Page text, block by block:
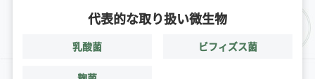
代表的な取り扱い微生物
乳酸菌 ビフィズス菌